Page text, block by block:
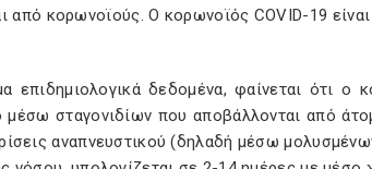
από κορωνοϊούς. Ο κορωνοϊός COVID-19
επιδημιολογικά δεδομένα, φαίνεται ότι ο
σταγονιδίων που αποβάλλονται από
αναπνευστικού (δηλαδή μέσω